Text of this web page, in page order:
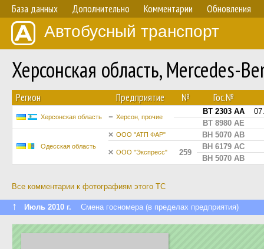
База данных Дополнительно Комментарии Обновления
Автобусный транспорт
Херсонская область, Mercedes-
Регион Предприятие № Гос.№
Херсонская область Херсон, прочие
BT 2303 AA
BT 8980 AE
Одесская область
ООО "АТП ФАР" BH 5070 AB
ООО "Экспресс" 259
BH 6179 AC
BH 5070 AB
Все комментарии к фотографиям этого ТС
↑ Июль 2010 г. Смена госномера (в пределах предприятия)